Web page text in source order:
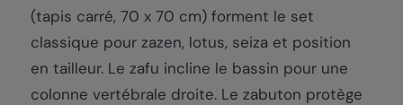
(tapis carré, 70 x 70 cm) forment le set
classique pour zazen, lotus, seiza et position
en tailleur. Le zafu incline le bassin pour une
colonne vertébrale droite. Le zabuton protège